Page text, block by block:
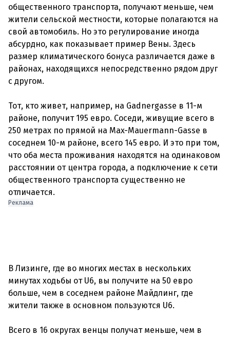
общественного транспорта, получают меньше, чем
жители сельской местности, которые полагаются на
свой автомобиль. Но это регулирование иногда
абсурдно, как показывает пример Вены. Здесь
размер климатического бонуса различается даже в
районах, находящихся непосредственно рядом друг
с другом.
Тот, кто живет, например, на Gadnergasse в 11-м
районе, получит 195 евро. Соседи, живущие всего в
250 метрах по прямой на Max-Mauermann-Gasse в
соседнем 10-м районе, всего 145 евро. И это при том,
что оба места проживания находятся на одинаковом
расстоянии от центра города, а подключение к сети
общественного транспорта существенно не
отличается.
Реклама
В Лизинге, где во многих местах в нескольких
минутах ходьбы от U6, вы получите на 50 евро
больше, чем в соседнем районе Майдлинг, где
жители также в основном пользуются U6.
Всего в 16 округах венцы получат меньше, чем в